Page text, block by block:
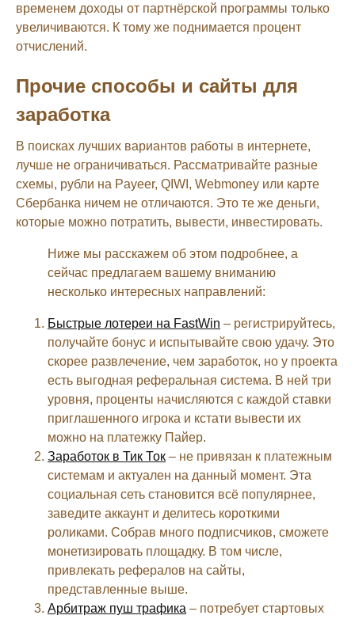
временем доходы от партнёрской программы только
увеличиваются. К тому же поднимается процент
отчислений.
Прочие способы и сайты для
заработка
В поисках лучших вариантов работы в интернете,
лучше не ограничиваться. Рассматривайте разные
схемы, рубли на Payeer, QIWI, Webmoney или карте
Сбербанка ничем не отличаются. Это те же деньги,
которые можно потратить, вывести, инвестировать.
Ниже мы расскажем об этом подробнее, а
сейчас предлагаем вашему вниманию
несколько интересных направлений:
Быстрые лотереи на FastWin – регистрируйтесь,
получайте бонус и испытывайте свою удачу. Это
скорее развлечение, чем заработок, но у проекта
есть выгодная реферальная система. В ней три
уровня, проценты начисляются с каждой ставки
приглашенного игрока и кстати вывести их
можно на платежку Пайер.
Заработок в Тик Ток – не привязан к платежным
системам и актуален на данный момент. Эта
социальная сеть становится всё популярнее,
заведите аккаунт и делитесь короткими
роликами. Собрав много подписчиков, сможете
монетизировать площадку. В том числе,
привлекать рефералов на сайты,
представленные выше.
Арбитраж пуш трафика – потребует стартовых